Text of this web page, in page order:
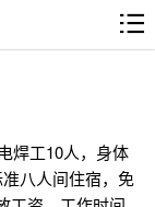
焊工10人，身体
八人间住宿，免